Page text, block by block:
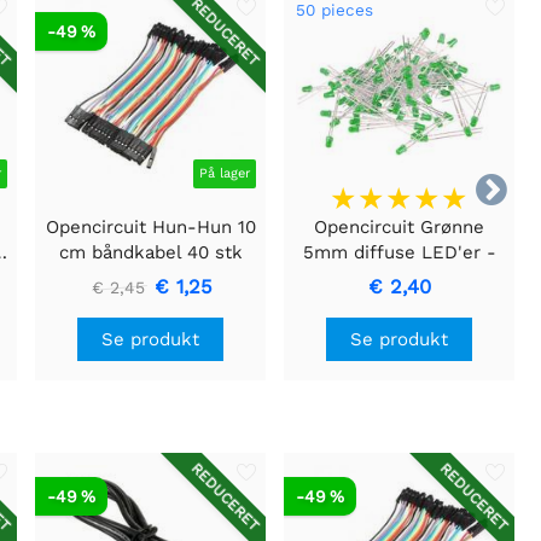

REDUCERET
På lager
-49 %
Opencircuit Hun-Hun 10
cm båndkabel 40 stk
€ 2,45 € 1,25
Se produkt
50 pieces
Opencircuit Grønne
5mm diffuse LED'er -
50 stk
€ 2,40
Se produkt
REDUCERET
-49 % REDUCERET
-49 %